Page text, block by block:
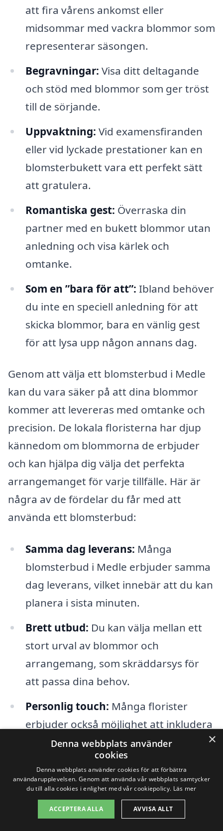
att fira vårens ankomst eller
midsommar med vackra blommor som
representerar säsongen.
Begravningar: Visa ditt deltagande
och stöd med blommor som ger tröst
till de sörjande.
Uppvaktning: Vid examensfiranden
eller vid lyckade prestationer kan en
blomsterbukett vara ett perfekt sätt
att gratulera.
Romantiska gest: Överraska din
partner med en bukett blommor utan
anledning och visa kärlek och
omtanke.
Som en ”bara för att”: Ibland behöver
du inte en speciell anledning för att
skicka blommor, bara en vänlig gest
för att lysa upp någon annans dag.
Genom att välja ett blomsterbud i Medle
kan du vara säker på att dina blommor
kommer att levereras med omtanke och
precision. De lokala floristerna har djup
kännedom om blommorna de erbjuder
och kan hjälpa dig välja det perfekta
arrangemanget för varje tillfälle. Här är
några av de fördelar du får med att
använda ett blomsterbud:
Samma dag leverans: Många
blomsterbud i Medle erbjuder samma
dag leverans, vilket innebär att du kan
planera i sista minuten.
Brett utbud: Du kan välja mellan ett
stort urval av blommor och
arrangemang, som skräddarsys för
att passa dina behov.
Personlig touch: Många florister
erbjuder också möjlighet att inkludera
ett personligt meddelande med din
blomsterleverans.
Bekvämlighet:Beställning online gör
det enkelt och smidigt att skicka
blommor, oavsett var du befinner dig.
×
Denna webbplats använder
cookies
Denna webbplats använder cookies för att förbättra
användarupplevelsen. Genom att använda vår webbplats samtycker
du till alla cookies i enlighet med vår cookiepolicy. Läs mer
ACCEPTERA ALLA AVVISA ALLT